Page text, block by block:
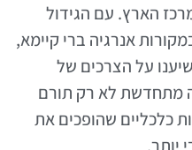
הארץ. עם הגידול
אנרגיה ברי קיימא,
על הצרכים של
מתחדשת לא רק תורם
כלכליים שהופכים את